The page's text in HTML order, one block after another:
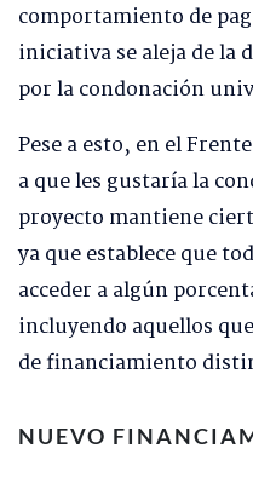
comportamiento de
iniciativa se aleja de la
por la condonación
Pese a esto, en el
a que les gustaría la
proyecto mantiene
ya que establece que
acceder a algún
incluyendo aquellos
de financiamiento
NUEVO